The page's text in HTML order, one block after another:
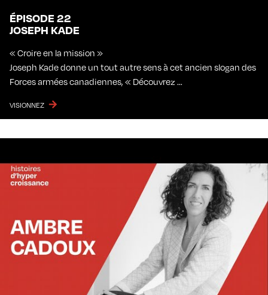
ÉPISODE 22
JOSEPH KADE
« Croire en la mission »
Joseph Kade donne un tout autre sens à cet ancien slogan des
Forces armées canadiennes, « Découvrez …
VISIONNEZ